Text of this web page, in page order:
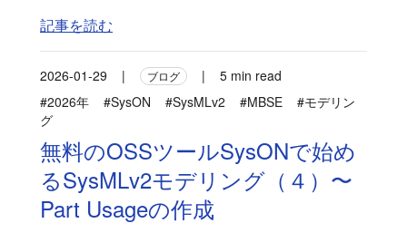
記事を読む
2026-01-29 | ブログ |
5 min read
#2026年
#SysON #SysMLv2 #MBSE
#モデリン
グ
無料のOSSツールSysONで始め
るSysMLv2モデリング（４）〜
Part Usageの作成